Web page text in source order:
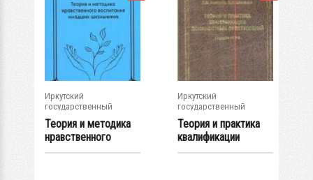
Иркутский
государственный
университет
Теория и методика
нравственного
воспитания...
Иркутский
государственный
университет
Теория и практика
квалификации
должностных...